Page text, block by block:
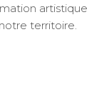
artistique
territoire.